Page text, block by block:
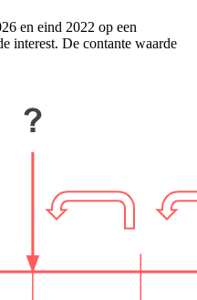
en eind 2022 op een
interest. De contante waarde